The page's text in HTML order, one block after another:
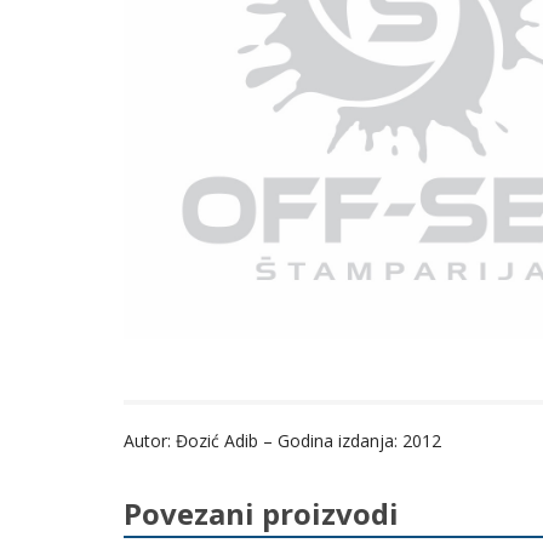
Autor: Đozić Adib – Godina izdanja: 2012
Povezani proizvodi